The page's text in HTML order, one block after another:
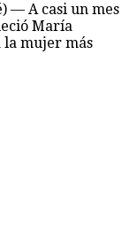
— A casi un mes
María
mujer más